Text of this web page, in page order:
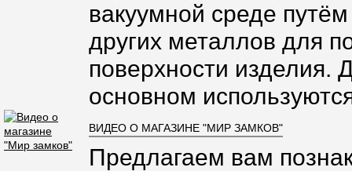
вакуумной среде
других металлов для
поверхности изделия.
основном
ВИДЕО О МАГАЗИНЕ "МИР ЗАМКОВ"
Предлагаем вам